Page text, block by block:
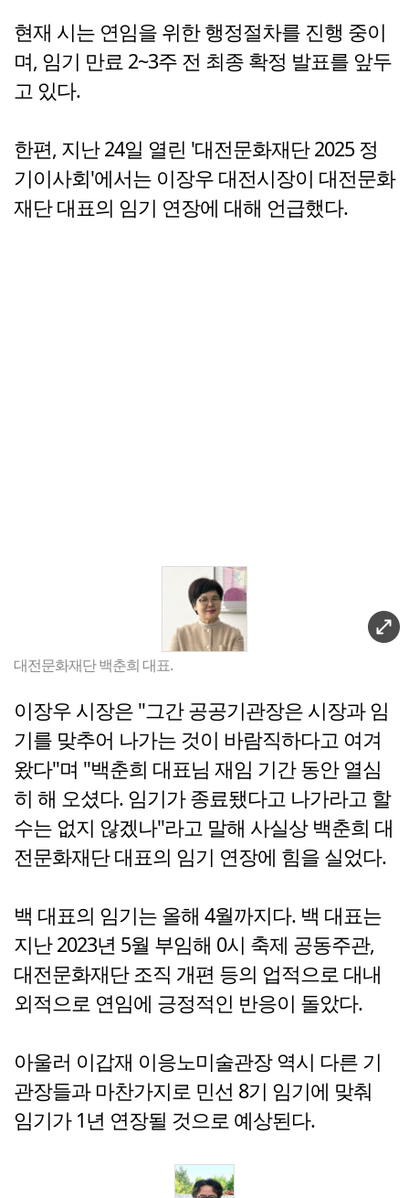
현재 시는 연임을 위한 행정절차를 진행 중이
며, 임기 만료 2~3주 전 최종 확정 발표를 앞두
고 있다.
한편, 지난 24일 열린 '대전문화재단 2025 정
기이사회'에서는 이장우 대전시장이 대전문화
재단 대표의 임기 연장에 대해 언급했다.
대전문화재단 백춘희 대표.
이장우 시장은 "그간 공공기관장은 시장과 임
기를 맞추어 나가는 것이 바람직하다고 여겨
왔다"며 "백춘희 대표님 재임 기간 동안 열심
히 해 오셨다. 임기가 종료됐다고 나가라고 할
수는 없지 않겠나"라고 말해 사실상 백춘희 대
전문화재단 대표의 임기 연장에 힘을 실었다.
백 대표의 임기는 올해 4월까지다. 백 대표는
지난 2023년 5월 부임해 0시 축제 공동주관,
대전문화재단 조직 개편 등의 업적으로 대내
외적으로 연임에 긍정적인 반응이 돌았다.
아울러 이갑재 이응노미술관장 역시 다른 기
관장들과 마찬가지로 민선 8기 임기에 맞춰
임기가 1년 연장될 것으로 예상된다.